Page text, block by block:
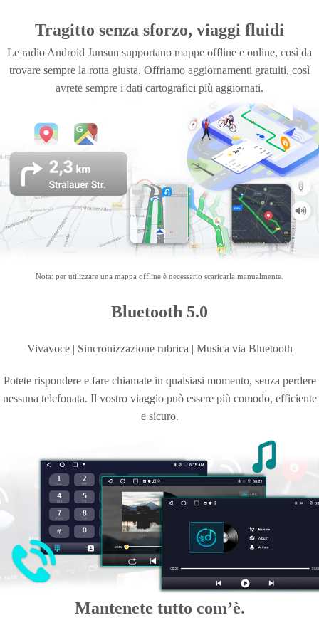
Tragitto senza sforzo, viaggi fluidi
Le radio Android Junsun supportano mappe offline e online, così da
trovare sempre la rotta giusta. Offriamo aggiornamenti gratuiti, così
avrete sempre i dati cartografici più aggiornati.
Nota: per utilizzare una mappa offline è necessario scaricarla manualmente.
Bluetooth 5.0
Vivavoce | Sincronizzazione rubrica | Musica via Bluetooth
Potete rispondere e fare chiamate in qualsiasi momento, senza perdere
nessuna telefonata. Il vostro viaggio può essere più comodo, efficiente
e sicuro.
Mantenete tutto com’è.